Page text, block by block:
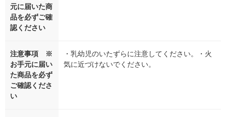
元に届いた商
品を必ずご確
認ください
注意事項 ※
お手元に届い
た商品を必ず
ご確認くださ
い
・乳幼児のいたずらに注意してください。・火
気に近づけないでください。